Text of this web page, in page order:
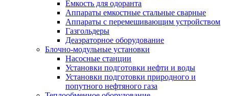
Емкость для одоранта
Аппараты емкостные стальные сварные
Аппараты с перемешивающим устройством
Газгольдеры
Деаэраторное оборудование
Блочно-модульные установки
Насосные станции
Установки подготовки нефти и воды
Установки подготовки природного и
попутного нефтяного газа